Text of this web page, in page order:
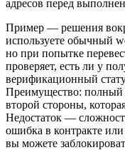
адресов перед
Пример — решения
используете обычный
но при попытке
проверяет, есть ли у
верификационный
Преимущество: полный
второй стороны,
Недостаток —
ошибка в контракте
вы можете